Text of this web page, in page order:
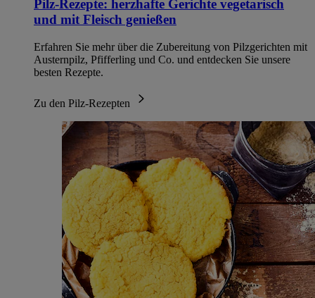
Pilz-Rezepte: herzhafte Gerichte vegetarisch
und mit Fleisch genießen
Erfahren Sie mehr über die Zubereitung von Pilzgerichten mit
Austernpilz, Pfifferling und Co. und entdecken Sie unsere
besten Rezepte.
Zu den Pilz-Rezepten